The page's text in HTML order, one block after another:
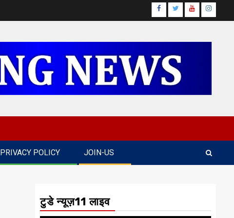
Facebook
TwitterYoutube
PRIVACY POLICY JOIN-US
टुडे न्यूज़11 लाइव